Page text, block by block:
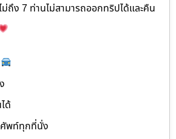
ถึง 7 ท่านไม่สามารถออกทริปได้และคืน
ด้
ศัพท์ทุกที่นั่ง